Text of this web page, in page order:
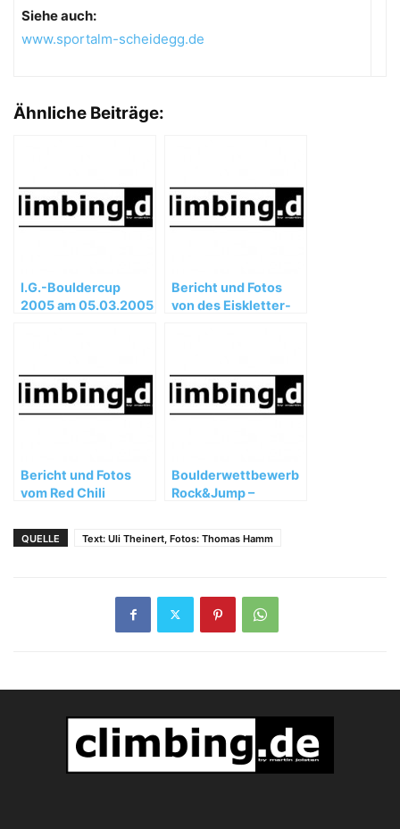
Siehe auch:
www.sportalm-scheidegg.de
Ähnliche Beiträge:
I.G.-Bouldercup
2005 am 05.03.2005
Bericht und Fotos
von des Eiskletter-
Bericht und Fotos
vom Red Chili
Heilbronn
Boulderwettbewerb
Rock&Jump –
QUELLE Text: Uli Theinert, Fotos: Thomas Hamm